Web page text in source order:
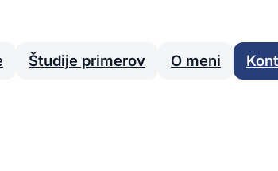
Študije primerov O meni